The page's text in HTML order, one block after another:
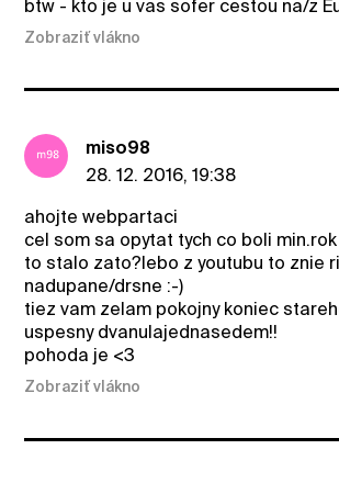
btw - kto je u vas sofer cestou na/z
Zobraziť vlákno
miso98
28. 12. 2016, 19:38
ahojte webpartaci
cel som sa opytat tych co boli
to stalo zato?lebo z youtubu to znie
nadupane/drsne :-)
tiez vam zelam pokojny koniec
uspesny dvanulajednasedem!!
pohoda je <3
Zobraziť vlákno